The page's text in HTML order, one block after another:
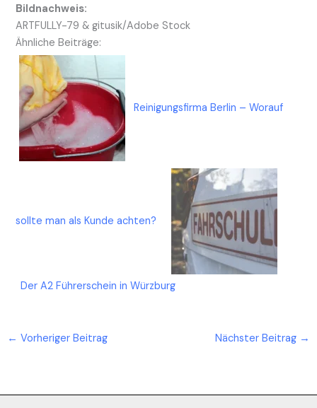
Bildnachweis:
ARTFULLY-79 & gitusik/Adobe Stock
Ähnliche Beiträge:
Reinigungsfirma Berlin – Worauf
sollte man als Kunde achten?
Der A2 Führerschein in Würzburg
← Vorheriger Beitrag Nächster Beitrag →